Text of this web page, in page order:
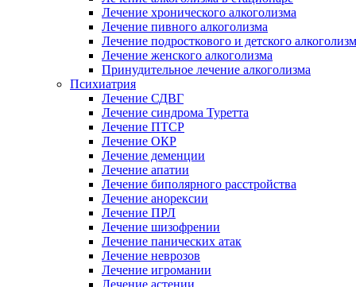
Лечение хронического алкоголизма
Лечение пивного алкоголизма
Лечение подросткового и детского
Лечение женского алкоголизма
Принудительное лечение алкоголизма
Психиатрия
Лечение СДВГ
Лечение синдрома Туретта
Лечение ПТСР
Лечение ОКР
Лечение деменции
Лечение апатии
Лечение биполярного расстройства
Лечение анорексии
Лечение ПРЛ
Лечение шизофрении
Лечение панических атак
Лечение неврозов
Лечение игромании
Лечение астении